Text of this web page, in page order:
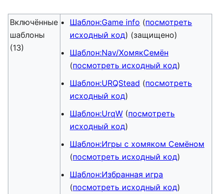
Включённые
шаблоны
(13)
Шаблон:Game info (посмотреть
исходный код) (защищено)
Шаблон:Nav/ХомякСемён
(посмотреть исходный код)
Шаблон:URQStead (посмотреть
исходный код)
Шаблон:UrqW (посмотреть
исходный код)
Шаблон:Игры с хомяком Семёном
(посмотреть исходный код)
Шаблон:Избранная игра
(посмотреть исходный код)